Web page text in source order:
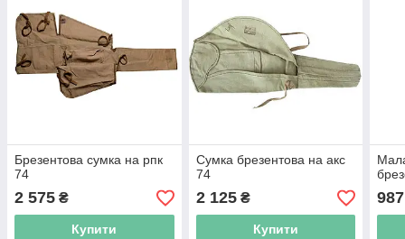
Брезентова сумка на рпк
74
2 575 ₴
Купити
Сумка брезентова на акс
74
2 125₴
Купити
987